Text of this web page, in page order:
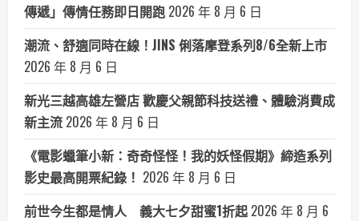
傳遞」傳情任務即日開跑 2026 年 8 月 6 日
潮流、舒適同時在線！JINS 俐落摩登系列8/6全新上市
2026 年 8 月 6 日
新光三越高雄左營店 歡慶父親節科技送禮、體驗消費成
新主流 2026 年 8 月 6 日
《電影蠟筆小新：奇奇怪怪！我的妖怪假期》締造系列
影史最高開票紀錄！ 2026 年 8 月 6 日
前世今生都是情人 義大七夕甜蜜1折起 2026 年 8 月 6